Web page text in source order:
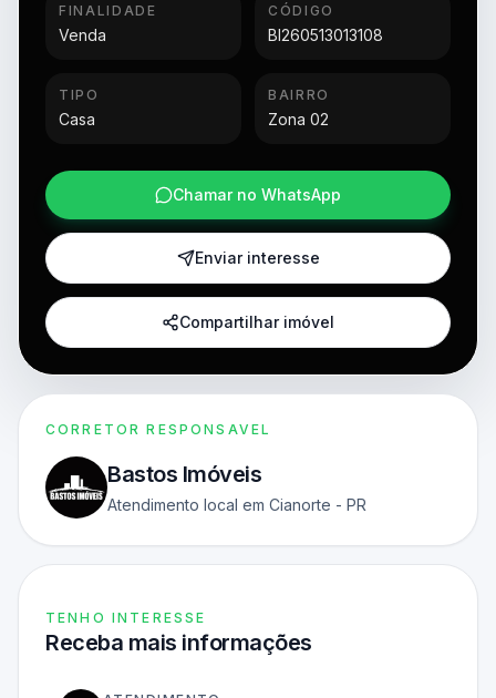
FINALIDADE
Venda
CÓDIGO
BI260513013108
TIPO
Casa
BAIRRO
Zona 02
Chamar no WhatsApp
Enviar interesse
Compartilhar imóvel
CORRETOR RESPONSAVEL
Bastos Imóveis
Atendimento local em Cianorte - PR
TENHO INTERESSE
Receba mais informações